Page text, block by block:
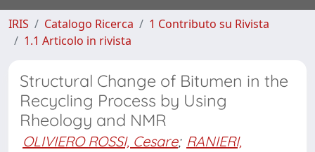
IRIS Catalogo Ricerca
1 Contributo su Rivista
1.1 Articolo in rivista
Structural Change of Bitumen in the
Recycling Process by Using
Rheology and NMR
OLIVIERO ROSSI, Cesare; RANIERI,